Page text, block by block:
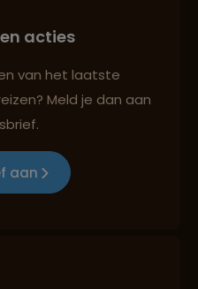
vrijheid
acties
van het laatste
Meld je dan aan
aan